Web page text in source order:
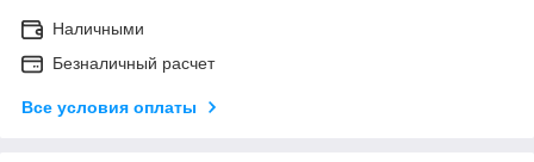
Наличными
Безналичный расчет
Все условия оплаты